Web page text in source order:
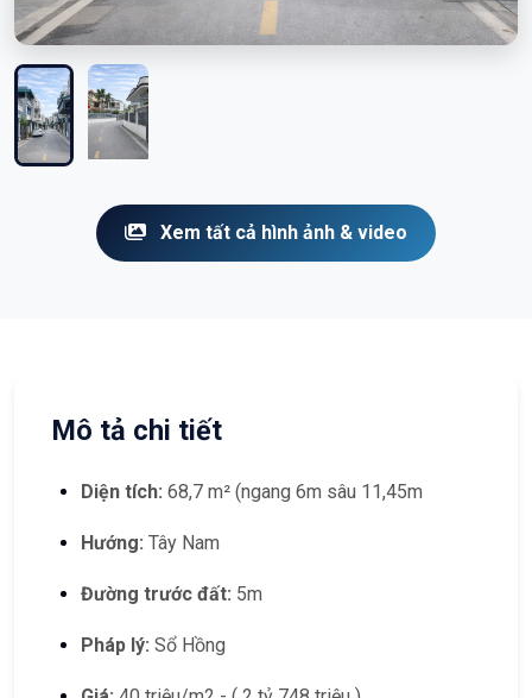
Xem tất cả hình ảnh & video
Mô tả chi tiết
Diện tích: 68,7 m² (ngang 6m sâu 11,45m
Hướng: Tây Nam
Đường trước đất: 5m
Pháp lý: Sổ Hồng